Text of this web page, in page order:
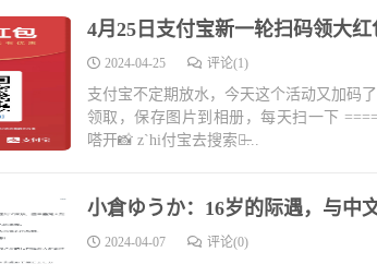
4月25日支付宝新一轮扫码领大
2024-04-25 评论(1)
支付宝不定期放水，今天这个活动又加码
领取，保存图片到相册，每天扫一下
嗒开📸 z`hi付宝去搜索，̶...
小倉ゆうか：16岁的际遇，与中
2024-04-07 评论(0)